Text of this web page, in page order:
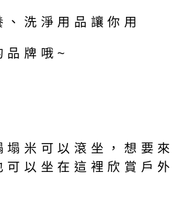
、洗淨用品讓你用
品牌哦~
塌米可以滾坐，想要來
可以坐在這裡欣賞戶外